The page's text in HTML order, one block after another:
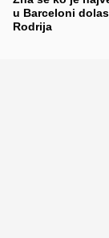
u Barceloni
Rodrija